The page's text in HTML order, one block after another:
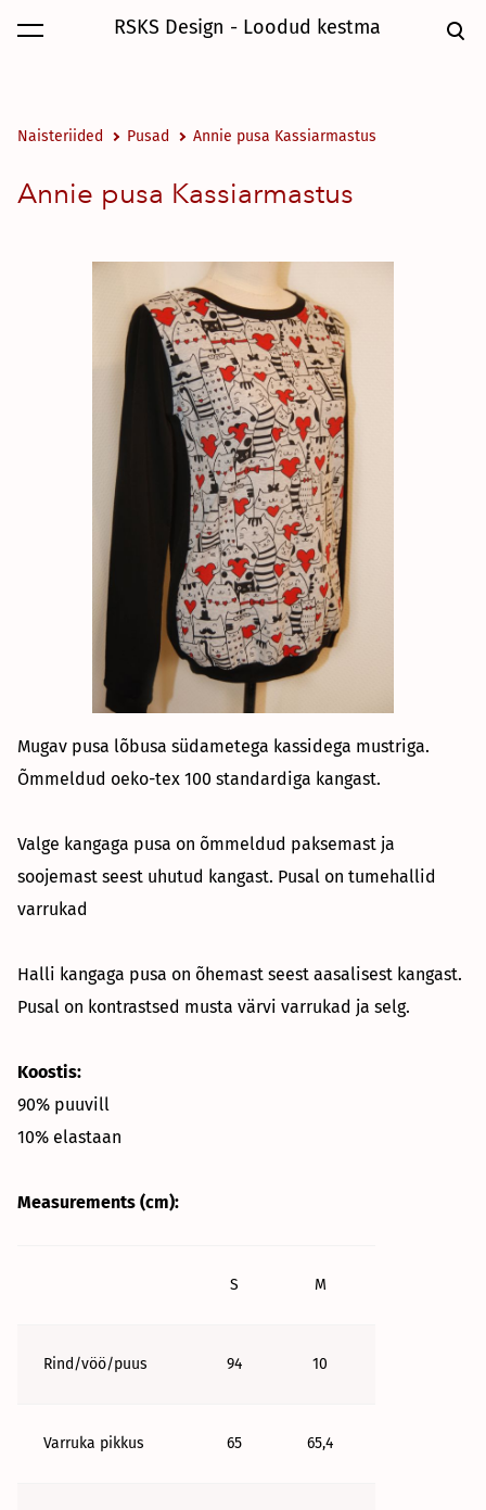
RSKS Design - Loodud kestma
lisati ostukorvi. Vaata ostukorvi
Naisteriided Pusad Annie pusa Kassiarmastus
Annie pusa Kassiarmastus
Mugav pusa lõbusa südametega kassidega mustriga.
Õmmeldud oeko-tex 100 standardiga kangast.
Valge kangaga pusa on õmmeldud paksemast ja
soojemast seest uhutud kangast. Pusal on tumehallid
varrukad
Halli kangaga pusa on õhemast seest aasalisest kangast.
Pusal on kontrastsed musta värvi varrukad ja selg.
Koostis:
90% puuvill
10% elastaan
Measurements (cm):
S M
Rind/vöö/puus 94 10
Varruka pikkus 65 65,4